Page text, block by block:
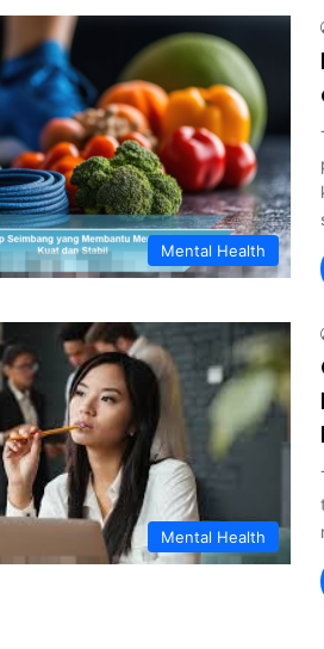
Mental Health
Mental Health